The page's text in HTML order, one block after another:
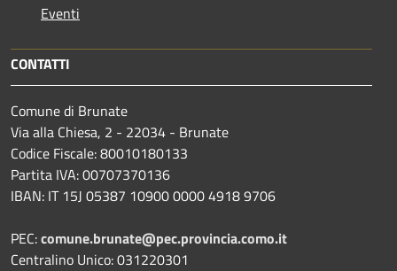
Eventi
CONTATTI
Comune di Brunate
Via alla Chiesa, 2 - 22034 - Brunate
Codice Fiscale: 80010180133
Partita IVA: 00707370136
IBAN: IT 15J 05387 10900 0000 4918 9706
PEC:comune.brunate@pec.provincia.como.it
Centralino Unico: 031220301